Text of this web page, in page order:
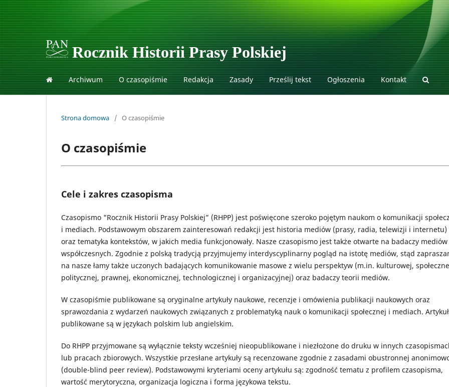
Rocznik Historii Prasy Polskiej
Archiwum O czasopiśmie Redakcja Zasady Prześlij tekst Ogłoszenia Kontakt
Strona domowa / O czasopiśmie
O czasopiśmie
Cele i zakres czasopisma
Czasopismo "Rocznik Historii Prasy Polskiej” (RHPP) jest poświęcone szeroko pojętym naukom o komunikacji
i mediach. Podstawowym obszarem zainteresowań redakcji jest historia mediów (prasy, radia, telewizji i internetu)
oraz tematyka kontekstów, w jakich media funkcjonowały. Nasze czasopismo jest także otwarte na badaczy mediów
współczesnych. Zgodnie z polską tradycją przyjmujemy interdyscyplinarny pogląd na istotę mediów, stąd
na nasze łamy także uczonych badających komunikowanie masowe z wielu perspektyw (m.in. kulturowej,
politycznej, prawnej, ekonomicznej, technologicznej i organizacyjnej) oraz badaczy teorii mediów.
W czasopiśmie publikowane są oryginalne artykuły naukowe, recenzje i omówienia publikacji naukowych oraz
sprawozdania z wydarzeń naukowych związanych z problematyką nauk o komunikacji społecznej i mediach.
publikowane są w językach polskim lub angielskim.
Do RHPP przyjmowane są wyłącznie teksty wcześniej nieopublikowane i niezłożone do druku w innych
lub pracach zbiorowych. Wszystkie przesłane artykuły są recenzowane zgodnie z zasadami obustronnej
(double-blind peer review). Podstawowymi kryteriami oceny artykułu są: zgodność tematu z profilem czasopisma,
wartość merytoryczna, organizacja logiczna i forma językowa tekstu.